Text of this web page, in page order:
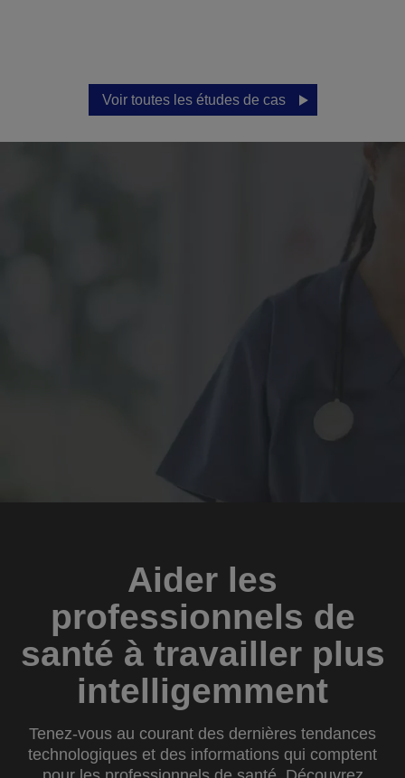
Voir toutes les études de cas
Aider les
professionnels de
santé à travailler plus
intelligemment
Tenez-vous au courant des dernières tendances
technologiques et des informations qui comptent